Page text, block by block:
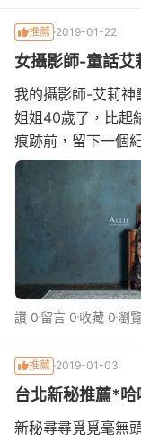
推薦 2019-01-22
女攝影師-童話艾
我的攝影師-艾莉
姐姐40歲了，比起
痕跡前，留下一個
都是疤，反覆復發
別的女生漂亮的腿
一個美腿夢，請幫
會完成你的願望大
來看，
讚 0 留言 0 收藏 0瀏
推薦 2019-01-03
台北新秘推薦*
新秘尋尋覓覓毫無